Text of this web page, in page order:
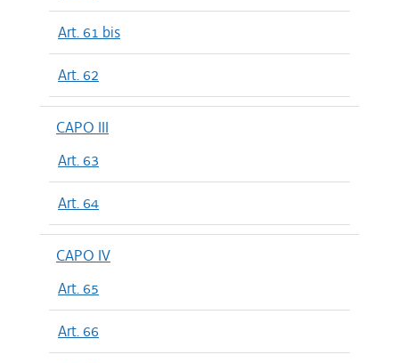
Art. 61 bis
Art. 62
CAPO III
Art. 63
Art. 64
CAPO IV
Art. 65
Art. 66